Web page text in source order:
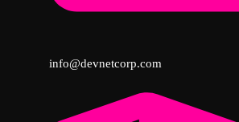
info@devnetcorp.com